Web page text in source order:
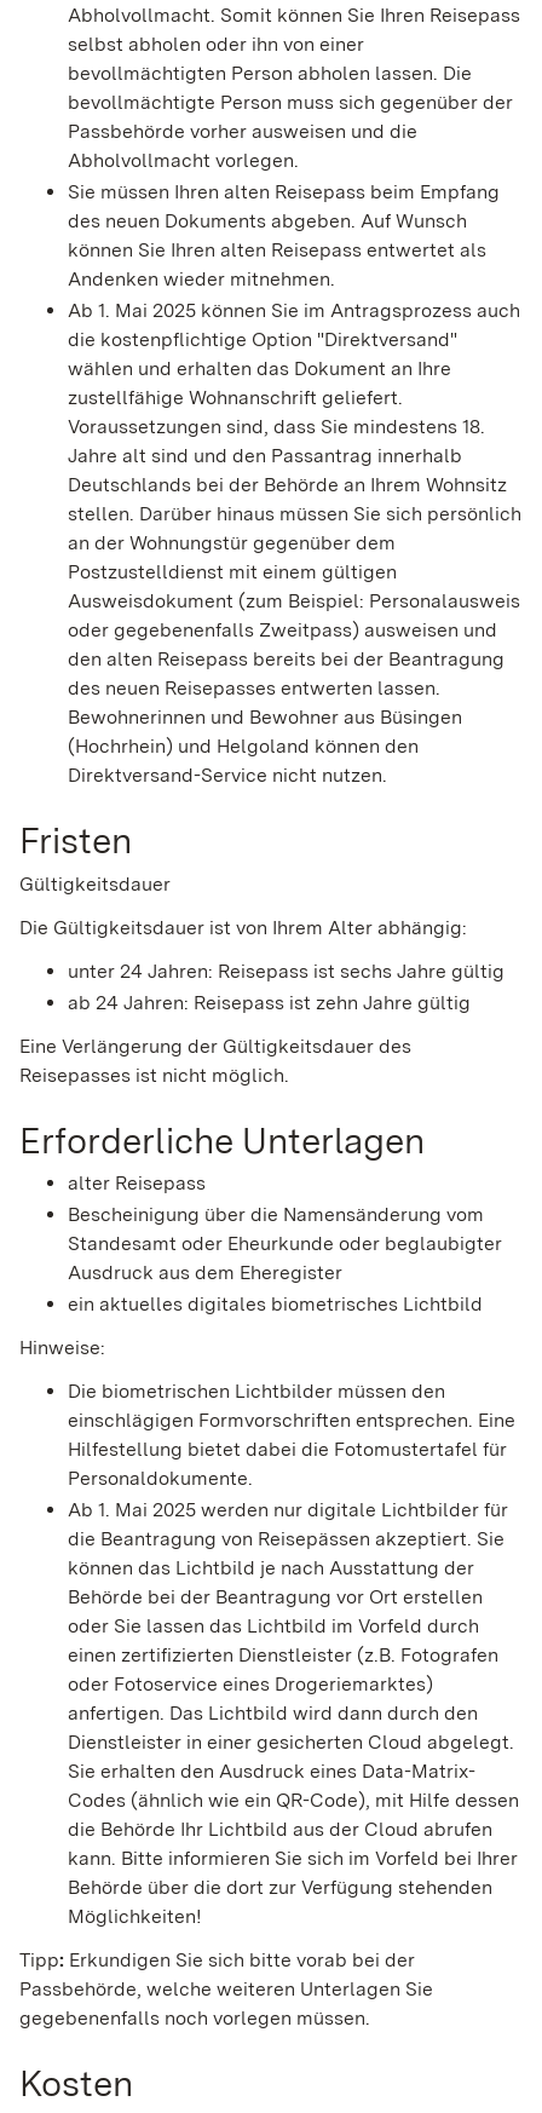
Abholvollmacht. Somit können Sie Ihren Reisepass
selbst abholen oder ihn von einer
bevollmächtigten Person abholen lassen. Die
bevollmächtigte Person muss sich gegenüber der
Passbehörde vorher ausweisen und die
Abholvollmacht vorlegen.
Sie müssen Ihren alten Reisepass beim Empfang
des neuen Dokuments abgeben. Auf Wunsch
können Sie Ihren alten Reisepass entwertet als
Andenken wieder mitnehmen.
Ab 1. Mai 2025 können Sie im Antragsprozess auch
die kostenpflichtige Option "Direktversand"
wählen und erhalten das Dokument an Ihre
zustellfähige Wohnanschrift geliefert.
Voraussetzungen sind, dass Sie mindestens 18.
Jahre alt sind und den Passantrag innerhalb
Deutschlands bei der Behörde an Ihrem Wohnsitz
stellen. Darüber hinaus müssen Sie sich persönlich
an der Wohnungstür gegenüber dem
Postzustelldienst mit einem gültigen
Ausweisdokument (zum Beispiel: Personalausweis
oder gegebenenfalls Zweitpass) ausweisen und
den alten Reisepass bereits bei der Beantragung
des neuen Reisepasses entwerten lassen.
Bewohnerinnen und Bewohner aus Büsingen
(Hochrhein) und Helgoland können den
Direktversand-Service nicht nutzen.
Fristen
Gültigkeitsdauer
Die Gültigkeitsdauer ist von Ihrem Alter abhängig:
unter 24 Jahren: Reisepass ist sechs Jahre gültig
ab 24 Jahren: Reisepass ist zehn Jahre gültig
Eine Verlängerung der Gültigkeitsdauer des
Reisepasses ist nicht möglich.
Erforderliche Unterlagen
alter Reisepass
Bescheinigung über die Namensänderung vom
Standesamt oder Eheurkunde oder beglaubigter
Ausdruck aus dem Eheregister
ein aktuelles digitales biometrisches Lichtbild
Hinweise:
Die biometrischen Lichtbilder müssen den
einschlägigen Formvorschriften entsprechen. Eine
Hilfestellung bietet dabei die Fotomustertafel für
Personaldokumente.
Ab 1. Mai 2025 werden nur digitale Lichtbilder für
die Beantragung von Reisepässen akzeptiert. Sie
können das Lichtbild je nach Ausstattung der
Behörde bei der Beantragung vor Ort erstellen
oder Sie lassen das Lichtbild im Vorfeld durch
einen zertifizierten Dienstleister (z.B. Fotografen
oder Fotoservice eines Drogeriemarktes)
anfertigen. Das Lichtbild wird dann durch den
Dienstleister in einer gesicherten Cloud abgelegt.
Sie erhalten den Ausdruck eines Data-Matrix-
Codes (ähnlich wie ein QR-Code), mit Hilfe dessen
die Behörde Ihr Lichtbild aus der Cloud abrufen
kann. Bitte informieren Sie sich im Vorfeld bei Ihrer
Behörde über die dort zur Verfügung stehenden
Möglichkeiten!
Tipp: Erkundigen Sie sich bitte vorab bei der
Passbehörde, welche weiteren Unterlagen Sie
gegebenenfalls noch vorlegen müssen.
Kosten